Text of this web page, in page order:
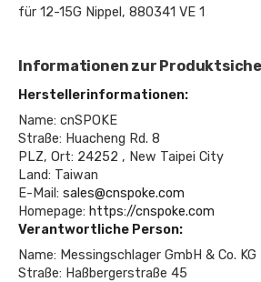
für 12-15G Nippel, 880341 VE 1
Informationen zur
Herstellerinformationen:
Name: cnSPOKE
Straße: Huacheng Rd. 8
PLZ, Ort: 24252 , New Taipei City
Land: Taiwan
E-Mail: sales@cnspoke.com
Homepage: https://cnspoke.com
Verantwortliche Person:
Name: Messingschlager GmbH & Co. KG
Straße: Haßbergerstraße 45